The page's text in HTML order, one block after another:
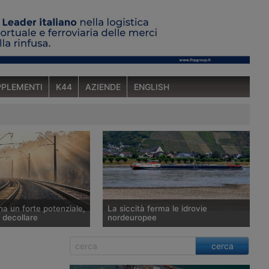
K44 AZIENDE ENGLISH
un forte potenziale,
La siccità ferma le idrovie
nordeuropee
L’idrometro di Kaub, sul Reno, ha
cerca